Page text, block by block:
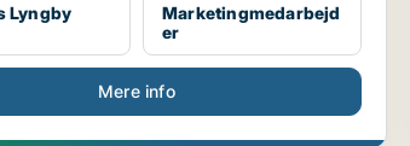
Lyngby
Marketingmedarbejd
er
Mere info